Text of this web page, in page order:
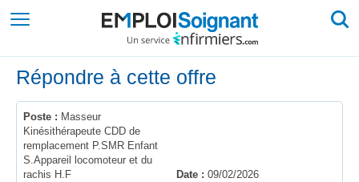
Répondre à cette offre
Poste : Masseur
Kinésithérapeute CDD de
remplacement P.SMR Enfant
S.Appareil locomoteur et du
rachis H.F
Date :09/02/2026